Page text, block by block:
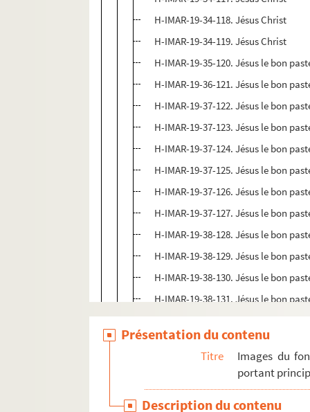
H-IMAR-19-34-118. Jésus Christ
H-IMAR-19-34-119. Jésus Christ
H-IMAR-19-35-120. Jésus le bon
H-IMAR-19-36-121. Jésus le bon
H-IMAR-19-37-122. Jésus le bon
H-IMAR-19-37-123. Jésus le bon
H-IMAR-19-37-124. Jésus le bon
H-IMAR-19-37-125. Jésus le bon
H-IMAR-19-37-126. Jésus le bon
H-IMAR-19-37-127. Jésus le bon
H-IMAR-19-38-128. Jésus le bon
H-IMAR-19-38-129. Jésus le bon
H-IMAR-19-38-130. Jésus le bon
H-IMAR-19-38-131. Jésus le bon
H-IMAR-19-38-132. Jésus le bon
H-IMAR-19-38-133. Jésus le bon
H-IMAR-19-38-134. Jésus le bon
H-IMAR-19-38-136. Jésus le bon
Présentation du contenu
Titre
Images du
portant
Description du contenu